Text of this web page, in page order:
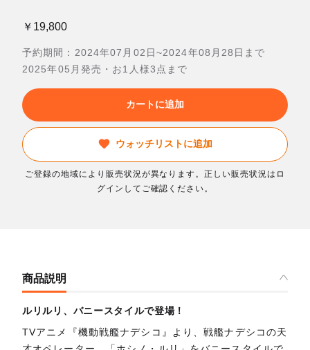
￥19,800
予約期間：2024年07月02日~2024年08月28日まで
2025年05月発売・お1人様3点まで
カートに追加
ウォッチリストに追加
ご登録の地域により販売状況が異なります。正しい販売状況はロ
グインしてご確認ください。
商品説明
ルリルリ、バニースタイルで登場！
TVアニメ『機動戦艦ナデシコ』より、戦艦ナデシコの天